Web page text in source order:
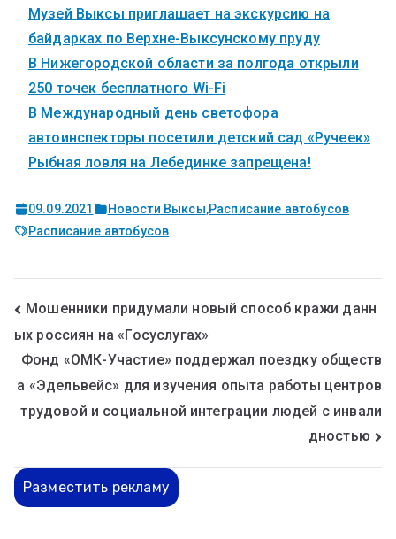
Музей Выксы приглашает на экскурсию на
байдарках по Верхне-Выксунскому пруду
В Нижегородской области за полгода открыли
250 точек бесплатного Wi-Fi
В Международный день светофора
автоинспекторы посетили детский сад «Ручеек»
Рыбная ловля на Лебединке запрещена!
09.09.2021 Новости Выксы,Расписание автобусов
Расписание автобусов
Мошенники придумали новый способ кражи данн
ых россиян на «Госуслугах»
Фонд «ОМК-Участие» поддержал поездку обществ
а «Эдельвейс» для изучения опыта работы центров
трудовой и социальной интеграции людей с инвали
дностью
Разместить рекламу